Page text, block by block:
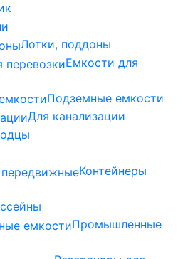
Лотки, поддоны
Емкости для
Подземные емкости
Для канализации
Контейнеры
Промышленные